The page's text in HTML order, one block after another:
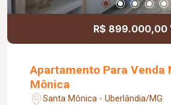
R$ 899.000,00
Apartamento Para Venda
Mônica
Santa Mônica - Uberlândia/MG